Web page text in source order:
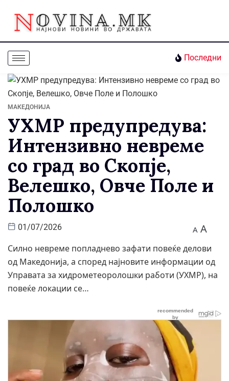
Последни
МАКЕДОНИЈА
УХМР предупредува:
Интензивно невреме
со град во Скопје,
Велешко, Овче Поле и
Полошко
01/07/2026 A A
Силно невреме попладнево зафати повеќе делови
од Македонија, а според најновите информации од
Управата за хидрометеоролошки работи (УХМР), на
повеќе локации се…